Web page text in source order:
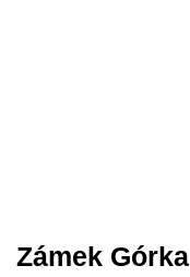
Zámek Górka